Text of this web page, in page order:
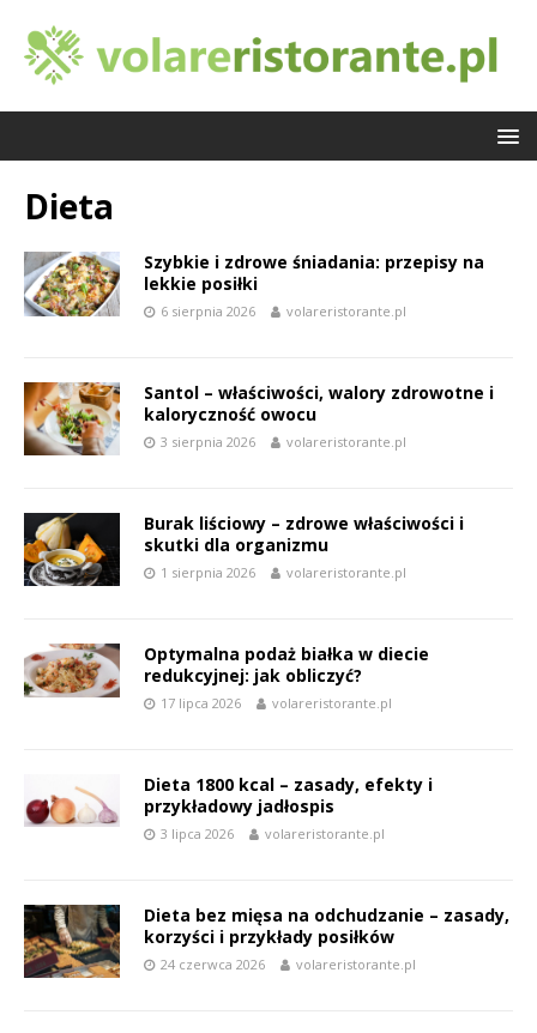
Dieta
Szybkie i zdrowe śniadania: przepisy na
lekkie posiłki
6 sierpnia 2026 volareristorante.pl
Santol – właściwości, walory zdrowotne i
kaloryczność owocu
3 sierpnia 2026 volareristorante.pl
Burak liściowy – zdrowe właściwości i
skutki dla organizmu
1 sierpnia 2026 volareristorante.pl
Optymalna podaż białka w diecie
redukcyjnej: jak obliczyć?
17 lipca 2026 volareristorante.pl
Dieta 1800 kcal – zasady, efekty i
przykładowy jadłospis
3 lipca 2026 volareristorante.pl
Dieta bez mięsa na odchudzanie – zasady,
korzyści i przykłady posiłków
24 czerwca 2026 volareristorante.pl